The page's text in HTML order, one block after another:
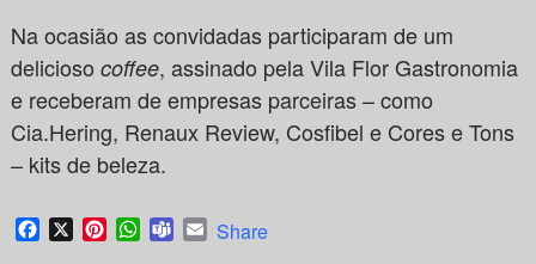
Na ocasião as convidadas participaram de um
delicioso coffee, assinado pela Vila Flor Gastronomia
e receberam de empresas parceiras – como
Cia.Hering, Renaux Review, Cosfibel e Cores e Tons
– kits de beleza.
Facebook
X PinterestWhatsApp
TeamsEmail
Share